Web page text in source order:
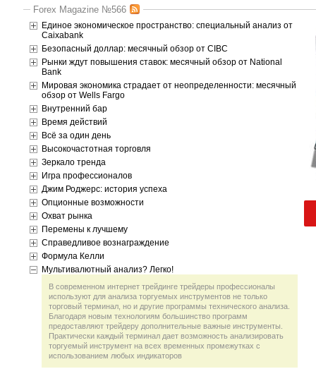
Forex Magazine №566
Единое экономическое пространство: специальный анализ от
Caixabank
Безопасный доллар: месячный обзор от CIBC
Рынки ждут повышения ставок: месячный обзор от National
Bank
Мировая экономика страдает от неопределенности: месячный
обзор от Wells Fargo
Внутренний бар
Время действий
Всё за один день
Высокочастотная торговля
Зеркало тренда
Игра профессионалов
Джим Роджерс: история успеха
Опционные возможности
Охват рынка
Перемены к лучшему
Справедливое вознаграждение
Формула Келли
Мультивалютный анализ? Легко!
В современном интернет трейдинге трейдеры профессионалы
используют для анализа торгуемых инструментов не только
торговый терминал, но и другие программы технического анализа.
Благодаря новым технологиям большинство программ
предоставляют трейдеру дополнительные важные инструменты.
Практически каждый терминал дает возможность анализировать
торгуемый инструмент на всех временных промежутках с
использованием любых индикаторов